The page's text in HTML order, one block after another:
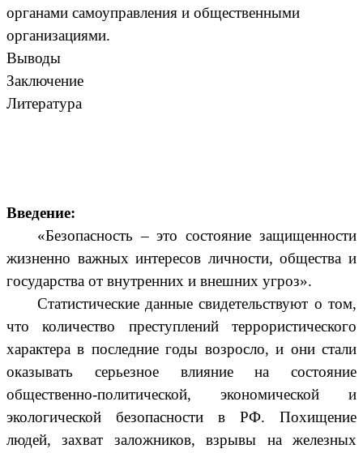
органами самоуправления и общественными
организациями.
Выводы
Заключение
Литература
Введение:
«Безопасность – это состояние защищенности
жизненно важных интересов личности, общества и
государства от внутренних и внешних угроз».
Статистические данные свидетельствуют о том,
что количество преступлений террористического
характера в последние годы возросло, и они стали
оказывать серьезное влияние на состояние
общественно-политической, экономической и
экологической безопасности в РФ. Похищение
людей, захват заложников, взрывы на железных